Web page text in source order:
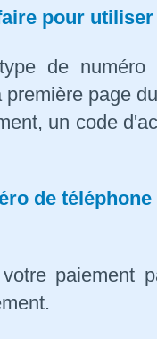
pour
de
première page
un code
de
paiement